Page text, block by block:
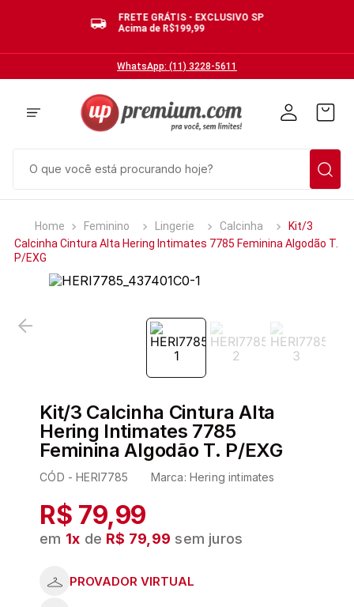
FRETE GRÁTIS - EXCLUSIVO SP
Acima de R$199,99
WhatsApp: (11) 3228-5611
Feminino Lingerie Calcinha
Kit/3
Calcinha Cintura Alta Hering Intimates 7785 Feminina Algodão T.
P/EXG
Kit/3 Calcinha Cintura Alta
Hering Intimates 7785
Feminina Algodão T. P/EXG
CÓD -HERI7785 Marca: Hering intimates
R$ 79,99
em 1x de R$ 79,99 sem juros
1 º
cuecas
3º
4º
sutias
5º
sutiã bojo
kit
8º
hering
9º
levi s
10º sutia